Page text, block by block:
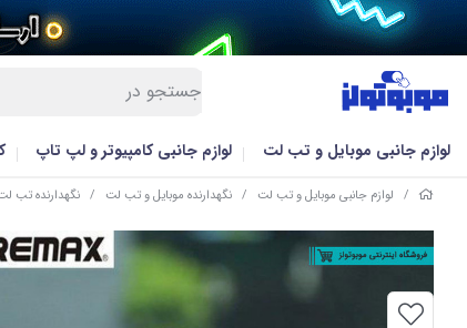
لوازم جانبی موبایل و تب لت لوازم جانبی کامپیوتر و لپ تاپ
/ لوازم جانبی موبایل و تب لت / نگهدارنده موبایل و تب لت / نگهدارنده تب